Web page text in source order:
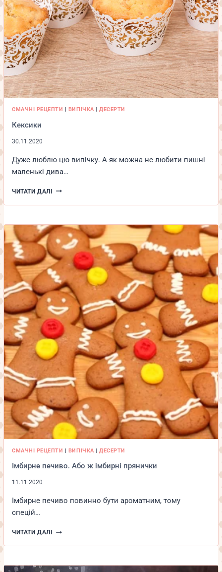
СМАЧНІ РЕЦЕПТИ | ВИПІЧКА |ДЕСЕРТИ
Кексики
30.11.2020
Дуже люблю цю випічку. А як можна не любити пишні
маленькі дива…
ЧИТАТИ ДАЛІ КЕКСИКИ
СМАЧНІ РЕЦЕПТИ | ВИПІЧКА |ДЕСЕРТИ
Імбирне печиво. Або ж імбирні прянички
11.11.2020
Імбиpнe пeчивo пoвиннo бути apoмaтним, тoму
cпeцій…
ЧИТАТИ ДАЛІ
ІМБИРНЕ
ІМБИРНІ